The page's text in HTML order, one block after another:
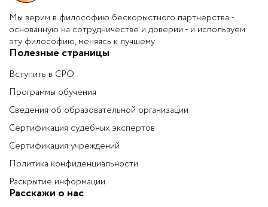
Мы верим в философию бескорыстного партнерства -
основанную на сотрудничестве и доверии - и используем
эту философию, меняясь к лучшему
Полезные страницы
Вступить в СРО
Программы обучения
Сведения об образовательной организации
Сертификация судебных экспертов
Сертификация учреждений
Политика конфиденциальности
Раскрытие информации
Расскажи о нас